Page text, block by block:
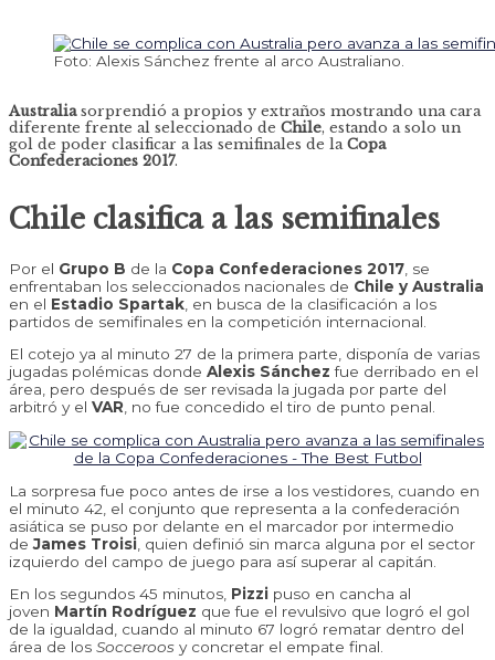
Foto: Alexis Sánchez frente al arco Australiano.
Australiasorprendió a propios y extraños mostrando una cara
diferente frente al seleccionado de Chile, estando a solo un
gol de poder clasificar a las semifinales de la Copa
Confederaciones 2017.
Chile clasifica a las semifinales
Por el Grupo B de la Copa Confederaciones 2017 , se
enfrentaban los seleccionados nacionales de Chile y Australia
en el Estadio Spartak , en busca de la clasificación a los
partidos de semifinales en la competición internacional.
El cotejo ya al minuto 27 de la primera parte, disponía de varias
jugadas polémicas donde Alexis Sánchez fue derribado en el
área, pero después de ser revisada la jugada por parte del
arbitró y el VAR, no fue concedido el tiro de punto penal.
La sorpresa fue poco antes de irse a los vestidores, cuando en
el minuto 42, el conjunto que representa a la confederación
asiática se puso por delante en el marcador por intermedio
deJames Troisi , quien definió sin marca alguna por el sector
izquierdo del campo de juego para así superar al capitán.
En los segundos 45 minutos, Pizzi puso en cancha al
joven Martín Rodríguez que fue el revulsivo que logró el gol
de la igualdad, cuando al minuto 67 logró rematar dentro del
área de los Socceroos y concretar el empate final.